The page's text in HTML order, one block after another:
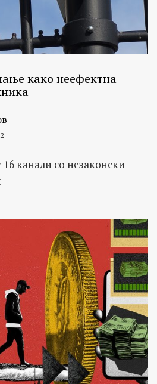
како неефектна
канали со незаконски